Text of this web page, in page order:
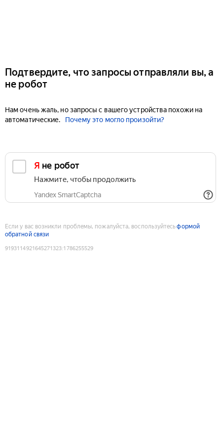
Подтвердите, что запросы отправляли вы, а
не робот
Нам очень жаль, но запросы с вашего устройства похожи на
автоматические.
Почему это могло произойти?
Я не робот
Нажмите, чтобы продолжить
Yandex SmartCaptcha
Если у вас возникли проблемы, пожалуйста, воспользуйтесьформой
обратной связи
9193114921645271323:1786255529